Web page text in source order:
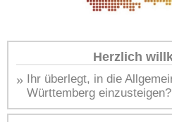
Herzlich
»
Ihr überlegt, in die
Württemberg einzusteigen?